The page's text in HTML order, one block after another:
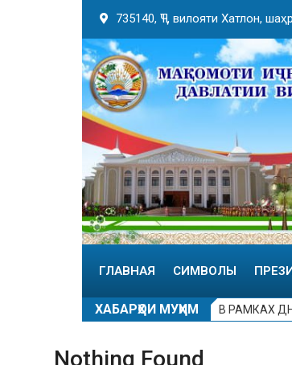
735140, ҶТ, вилояти Хатлон,
ГЛАВНАЯ СИМВОЛЫ
ХАБАРҲОИ МУҲИМ В РАМКАХ
Nothing Found